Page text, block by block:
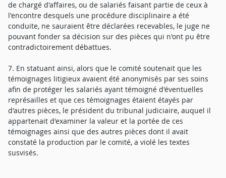
de chargé d'affaires, ou de salariés faisant partie de ceux à
l'encontre desquels une procédure disciplinaire a été
conduite, ne sauraient être déclarées recevables, le juge ne
pouvant fonder sa décision sur des pièces qui n'ont pu être
contradictoirement débattues.
7. En statuant ainsi, alors que le comité soutenait que les
témoignages litigieux avaient été anonymisés par ses soins
afin de protéger les salariés ayant témoigné d'éventuelles
représailles et que ces témoignages étaient étayés par
d'autres pièces, le président du tribunal judiciaire, auquel il
appartenait d'examiner la valeur et la portée de ces
témoignages ainsi que des autres pièces dont il avait
constaté la production par le comité, a violé les textes
susvisés.